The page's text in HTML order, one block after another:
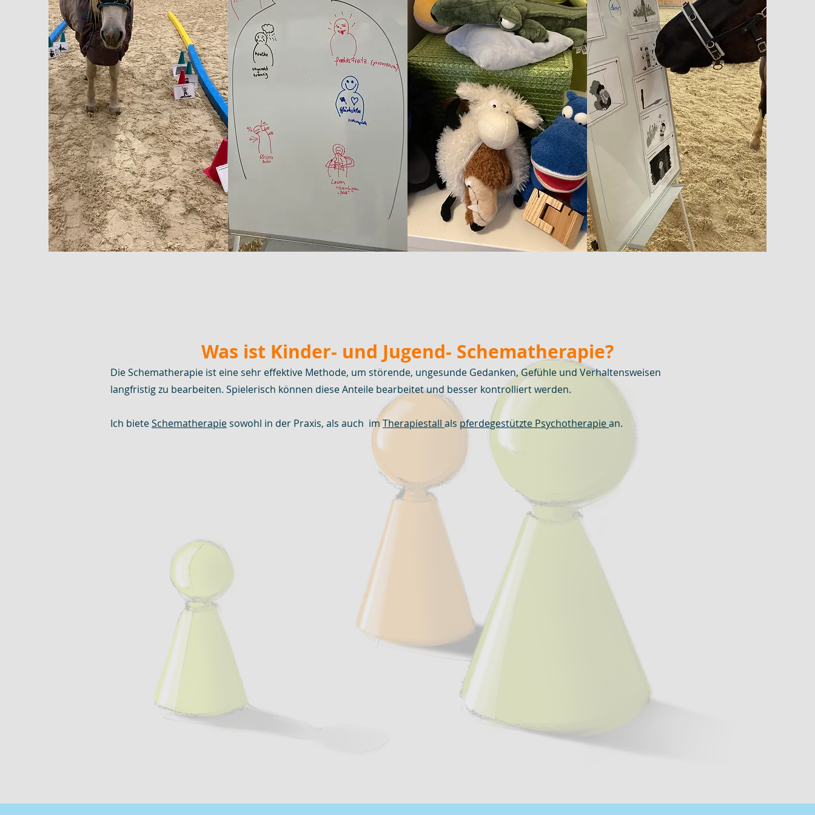
Was ist Kinder- und Jugend- Schematherapie?
Die Schematherapie ist eine sehr effektive Methode, um störende, ungesunde Gedanken, Gefühle und Verhaltensweisen
langfristig zu bearbeiten. Spielerisch können diese Anteile bearbeitet und besser kontrolliert werden.
Ich bieteSchematherapiesowohl in der Praxis, als auch imTherapiestall als pferdegestützte Psychotherapiean.